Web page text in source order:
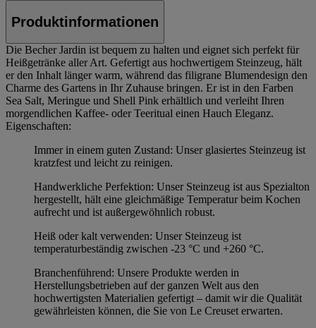
Produktinformationen
Die Becher Jardin ist bequem zu halten und eignet sich perfekt für
Heißgetränke aller Art. Gefertigt aus hochwertigem Steinzeug, hält
er den Inhalt länger warm, während das filigrane Blumendesign den
Charme des Gartens in Ihr Zuhause bringen. Er ist in den Farben
Sea Salt, Meringue und Shell Pink erhältlich und verleiht Ihren
morgendlichen Kaffee- oder Teeritual einen Hauch Eleganz.
Eigenschaften:
Immer in einem guten Zustand: Unser glasiertes Steinzeug ist
kratzfest und leicht zu reinigen.
Handwerkliche Perfektion: Unser Steinzeug ist aus Spezialton
hergestellt, hält eine gleichmäßige Temperatur beim Kochen
aufrecht und ist außergewöhnlich robust.
Heiß oder kalt verwenden: Unser Steinzeug ist
temperaturbeständig zwischen -23 °C und +260 °C.
Branchenführend: Unsere Produkte werden in
Herstellungsbetrieben auf der ganzen Welt aus den
hochwertigsten Materialien gefertigt – damit wir die Qualität
gewährleisten können, die Sie von Le Creuset erwarten.